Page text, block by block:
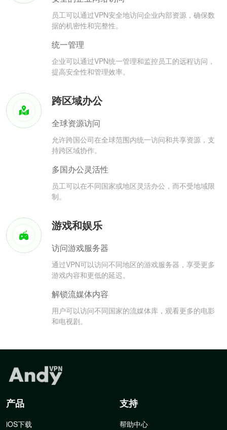
员工可以通过VPN安全地访问企业内部资源，确保数
据的机密性和完整性。
统一管理
企业可以通过VPN统一管理和监控员工的远程访问，
提高安全性和管理效率。
跨区域办公
全球资源访问
允许跨国公司在全球范围内统一访问和共享资源，支
持跨区域协作。
多国办公灵活性
员工可以在不同国家或地区灵活办公，而不受地域限
制。
游戏和娱乐
访问游戏服务器
通过VPN可以访问不同地区的游戏服务器，享受更多
游戏内容和更低的延迟。
解锁流媒体内容
用户可以访问不同国家的流媒体库，观看更多的电影
和电视剧。
产品
iOS下载
支持
帮助中心